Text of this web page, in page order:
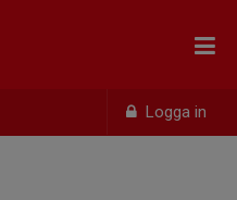
Logga in